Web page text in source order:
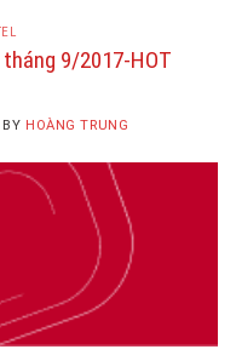
9/2017-HOT
BY HOÀNG TRUNG